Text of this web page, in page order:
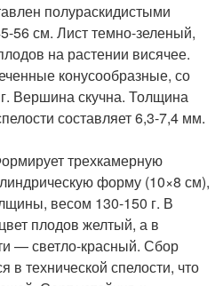
полураскидистыми
56 см. Лист темно-зеленый,
на растении висячее.
конусообразные, со
Вершина скучна. Толщина
составляет 6,3-7,4 мм.
трехкамерную
форму (10×8 см),
весом 130-150 г. В
плодов желтый, а в
— светло-красный. Сбор
в технической спелости, что